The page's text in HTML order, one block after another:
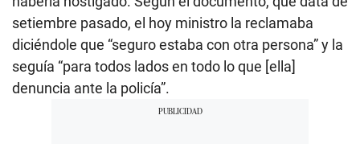
setiembre pasado, el hoy ministro la reclamaba
diciéndole que “seguro estaba con otra persona” y la
seguía “para todos lados en todo lo que [ella]
denuncia ante la policía”.